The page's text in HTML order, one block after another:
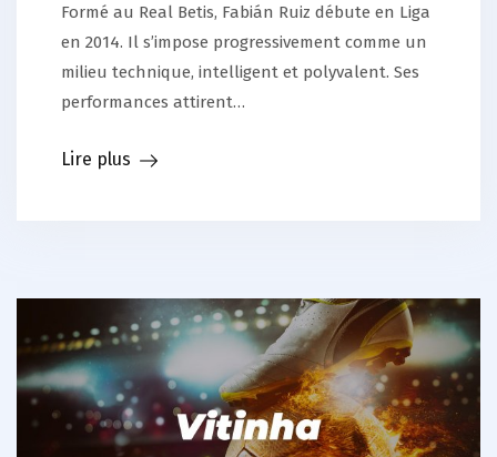
Formé au Real Betis, Fabián Ruiz débute en Liga
en 2014. Il s’impose progressivement comme un
milieu technique, intelligent et polyvalent. Ses
performances attirent…
Lire plus